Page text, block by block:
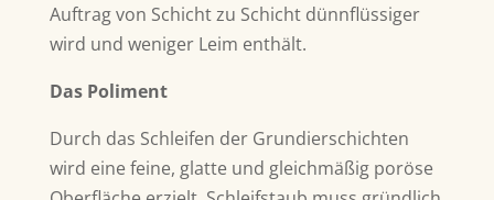
Auftrag von Schicht zu Schicht dünnflüssiger
wird und weniger Leim enthält.
Das Poliment
Durch das Schleifen der Grundierschichten
wird eine feine, glatte und gleichmäßig poröse